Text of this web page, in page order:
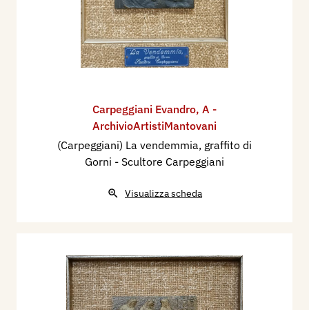
Carpeggiani Evandro, A -
ArchivioArtistiMantovani
(Carpeggiani) La vendemmia, graffito di
Gorni - Scultore Carpeggiani
Visualizza scheda